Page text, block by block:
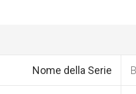
Nome della Serie